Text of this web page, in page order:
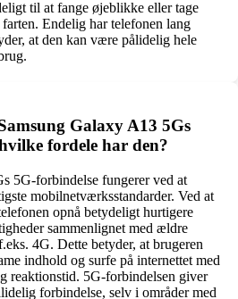
til at fange øjeblikke eller tage
Endelig har telefonen lang
at den kan være pålidelig hele
Galaxy A13 5Gs
fordele har den?
5G-forbindelse fungerer ved at
mobilnetværksstandarder. Ved at
opnå betydeligt hurtigere
sammenlignet med ældre
4G. Dette betyder, at brugeren
indhold og surfe på internettet med
reaktionstid. 5G-forbindelsen giver
forbindelse, selv i områder med